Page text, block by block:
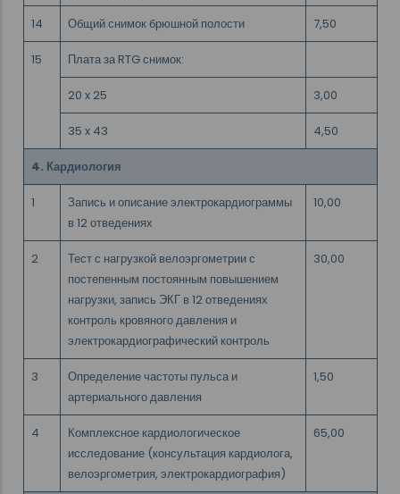
14 Общий снимок брюшной полости 7,50
15 Плата за RTG снимок:
20 x 25 3,00
35 x 43 4,50
4. Кардиология
1
Запись и описание электрокардиограммы
в 12 отведениях
10,00
2
Тест с нагрузкой велоэргометрии с
постепенным постоянным повышением
нагрузки, запись ЭКГ в 12 отведениях
контроль кровяного давления и
электрокардиографический контроль
30,00
3
Определение частоты пульса и
артериального давления
1,50
4
Комплексное кардиологическое
исследование (консультация кардиолога,
велоэргометрия, электрокардиография)
65,00